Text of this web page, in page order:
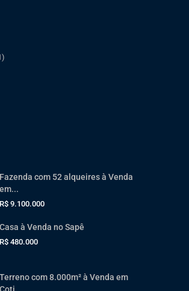
Fazenda com 52 alqueires à Venda
em...
R$ 9.100.000
Casa à Venda no Sapê
R$ 480.000
Terreno com 8.000m² à Venda em
Coti...